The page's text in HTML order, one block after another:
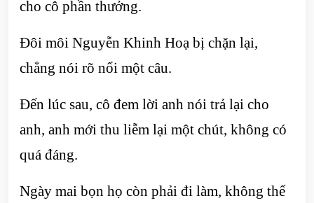
cho cô phần thưởng.
Đôi môi Nguyễn Khinh Hoạ bị chặn lại,
chẳng nói rõ nổi một câu.
Đến lúc sau, cô đem lời anh nói trả lại cho
anh, anh mới thu liễm lại một chút, không có
quá đáng.
Ngày mai bọn họ còn phải đi làm, không thể